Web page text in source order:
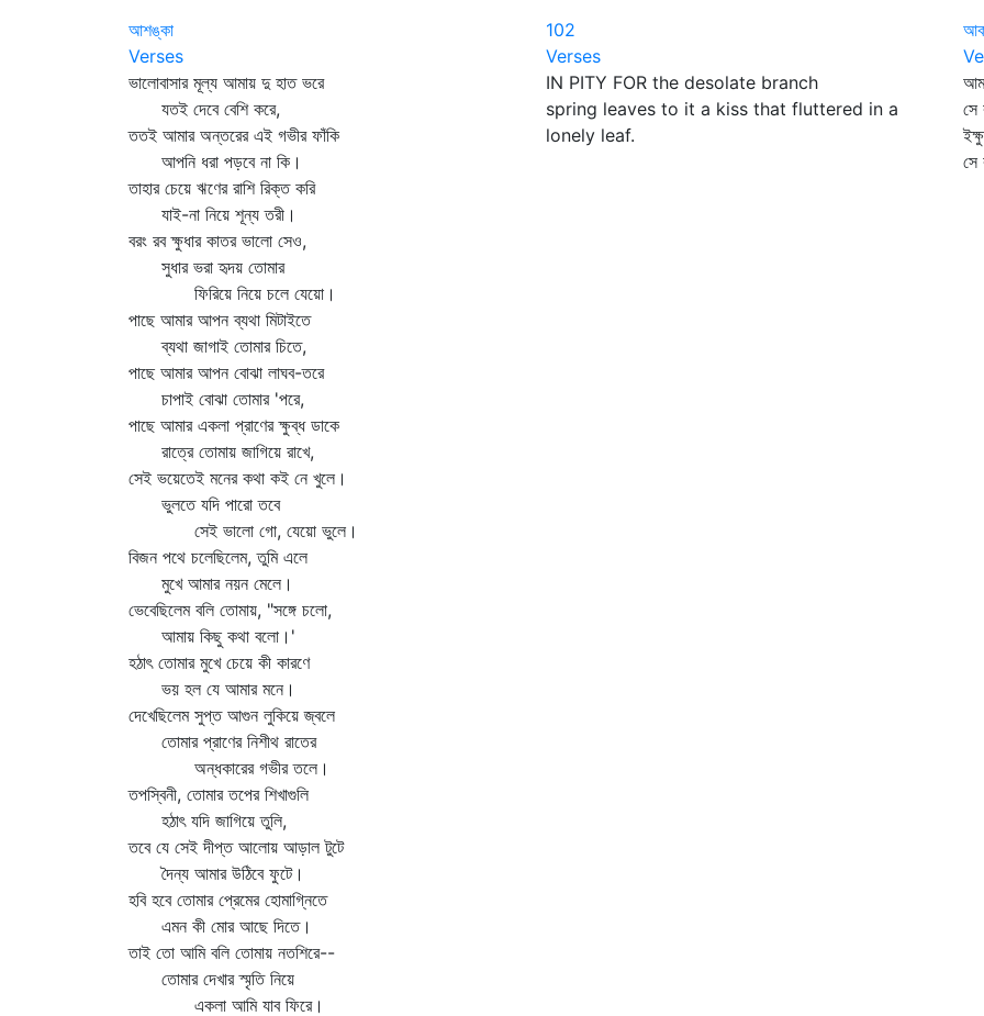
আশঙ্কা
Verses
ভালোবাসার মূল্য আমায় দু হাত ভরে
যতই দেবে বেশি করে,
ততই আমার অন্তরের এই গভীর ফাঁকি
আপনি ধরা পড়বে না কি।
তাহার চেয়ে ঋণের রাশি রিক্ত করি
যাই-না নিয়ে শূন্য তরী।
বরং রব ক্ষুধার কাতর ভালো সেও,
সুধার ভরা হৃদয় তোমার
ফিরিয়ে নিয়ে চলে যেয়ো।
পাছে আমার আপন ব্যথা মিটাইতে
ব্যথা জাগাই তোমার চিতে,
পাছে আমার আপন বোঝা লাঘব-তরে
চাপাই বোঝা তোমার 'পরে,
পাছে আমার একলা প্রাণের ক্ষুব্ধ ডাকে
রাত্রে তোমায় জাগিয়ে রাখে,
সেই ভয়েতেই মনের কথা কই নে খুলে।
ভুলতে যদি পারো তবে
সেই ভালো গো, যেয়ো ভুলে।
বিজন পথে চলেছিলেম, তুমি এলে
মুখে আমার নয়ন মেলে।
ভেবেছিলেম বলি তোমায়, "সঙ্গে চলো,
আমায় কিছু কথা বলো।'
হঠাৎ তোমার মুখে চেয়ে কী কারণে
ভয় হল যে আমার মনে।
দেখেছিলেম সুপ্ত আগুন লুকিয়ে জ্বলে
তোমার প্রাণের নিশীথ রাতের
অন্ধকারের গভীর তলে।
তপস্বিনী, তোমার তপের শিখাগুলি
হঠাৎ যদি জাগিয়ে তুলি,
তবে যে সেই দীপ্ত আলোয় আড়াল টুটে
দৈন্য আমার উঠিবে ফুটে।
হবি হবে তোমার প্রেমের হোমাগ্নিতে
এমন কী মোর আছে দিতে।
তাই তো আমি বলি তোমায় নতশিরে--
তোমার দেখার স্মৃতি নিয়ে
একলা আমি যাব ফিরে।
102
Verses
IN PITY FOR the desolate branch
spring leaves to it a kiss that fluttered in a
lonely leaf.
সে
সে